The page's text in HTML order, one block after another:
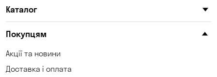
Корсунці
Коцюбинське
Каталог
Покупцям
Акції та новини
Доставка і оплата